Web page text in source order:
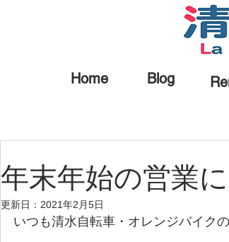
Home Blog
年末年始の営業
更新日： 2021年2月5日
いつも清水自転車・オレンジバイク